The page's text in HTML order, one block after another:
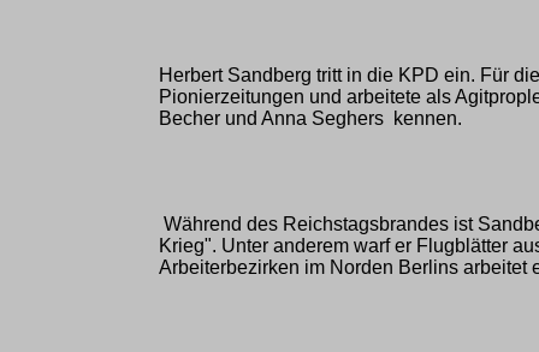
Herbert Sandberg tritt in die KPD ein. Für
Pionierzeitungen und arbeitete als
Becher und Anna Seghers kennen.
Während des Reichstagsbrandes ist
Krieg". Unter anderem warf er Flugblätter
Arbeiterbezirken im Norden Berlins